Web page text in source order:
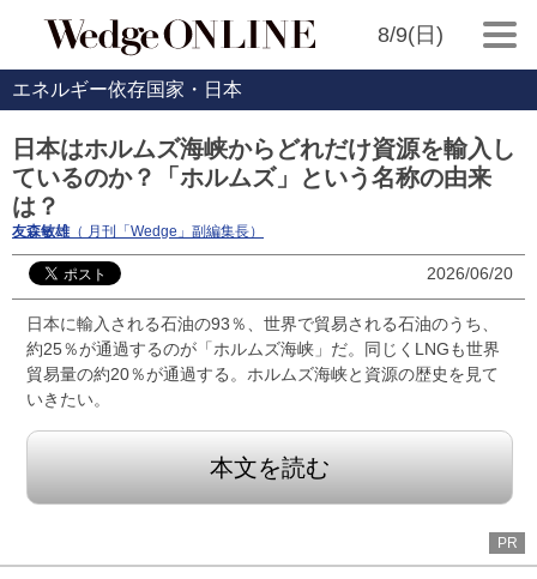
8/9(日)
エネルギー依存国家・日本
日本はホルムズ海峡からどれだけ資源を輸入し
ているのか？「ホルムズ」という名称の由来
は？
友森敏雄（ 月刊「Wedge」副編集長）
2026/06/20
日本に輸入される石油の93％、世界で貿易される石油のうち、
約25％が通過するのが「ホルムズ海峡」だ。同じくLNGも世界
貿易量の約20％が通過する。ホルムズ海峡と資源の歴史を見て
いきたい。
本文を読む
PR